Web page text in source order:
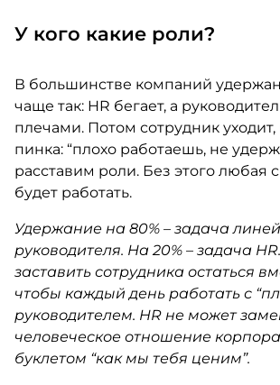
У кого какие роли?
В большинстве компаний
чаще так: HR бегает, а
плечами. Потом сотрудник уходит,
пинка: “плохо работаешь, не
расставим роли. Без этого любая
будет работать.
Удержание на 80% – задача
руководителя. На 20% – задача
заставить сотрудника остаться
чтобы каждый день работать с
руководителем. HR не может
человеческое отношение
буклетом “как мы тебя ценим”.